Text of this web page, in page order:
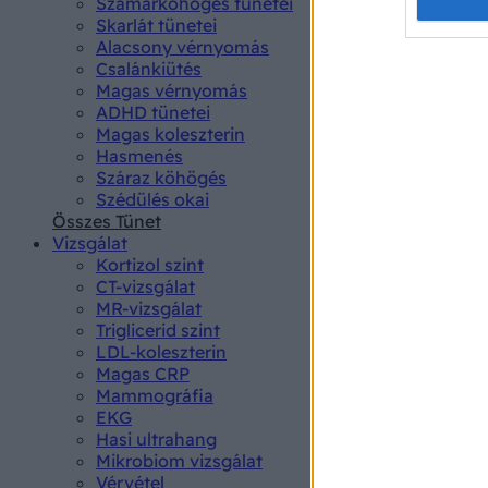
Skarlát tünetei
Alacsony vérnyomás
Csalánkiütés
Magas vérnyomás
ADHD tünetei
Magas koleszterin
Hasmenés
Száraz köhögés
Szédülés okai
Összes Tünet
Vizsgálat
Kortizol szint
CT-vizsgálat
MR-vizsgálat
Triglicerid szint
LDL-koleszterin
Magas CRP
Mammográfia
EKG
Hasi ultrahang
Mikrobiom vizsgálat
Vérvétel